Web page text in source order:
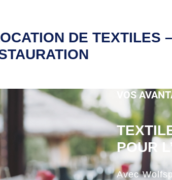
DE TEXTILES
VOS
POUR
Avec